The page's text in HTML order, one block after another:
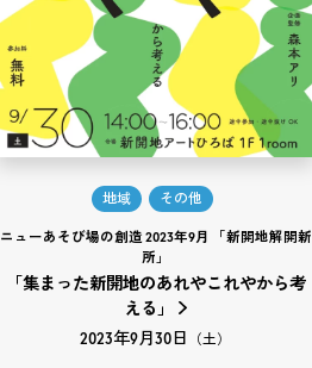
地域 その他
ニューあそび場の創造 2023年9月 「新開地解開新
所」
「集まった新開地のあれやこれやから考
える」
2023年9月30日
（土）